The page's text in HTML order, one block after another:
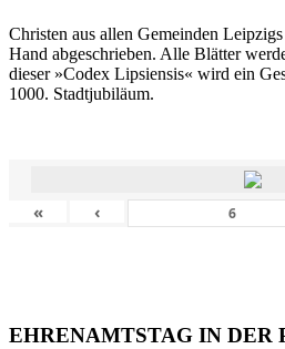
Christen aus allen Gemeinden
Hand abgeschrieben. Alle Blätter
dieser »Codex Lipsiensis« wird ein
1000. Stadtjubiläum.
« ‹
EHRENAMTSTAG IN DER